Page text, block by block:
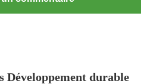
Développement durable